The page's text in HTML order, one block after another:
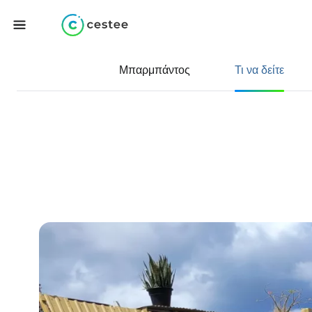
Μπαρμπάντος Τι να δείτε